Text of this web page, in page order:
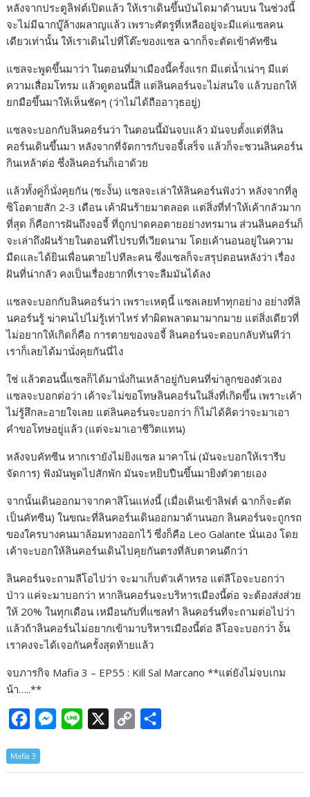
หลังจากประตูลิฟต์เปิดแล้ว ให้เราเดินขึ้นบันไดมาด้านบน ในช่วงนี้
จะไม่มีฉากบู๊ล้างผลาญแล้ว เพราะศัตรูที่เหลืออยู่จะมีแค่แซลคน
เดียวเท่านั้น ให้เราเดินไปที่โต๊ะของแซล ฉากก็จะตัดเข้าคัทซีน
แซลจะพูดขึ้นมาว่า ในตอนที่มาเมืองนี้ครั้งแรก มีแต่น้ำเน่าๆ มีแต่
ความเสื่อมโทรม แล้วดูตอนนี้สิ แต่ลินคอร์นจะไม่สนใจ แล้วบอกให้
ยกมือขึ้นมาให้เห็นชัดๆ (ว่าไม่ได้ถืออาวุธอยู่)
แซลจะบอกกับลินคอร์นว่า ในตอนนี้มันจบแล้ว มันจบตั้งแต่ที่ลิน
คอร์นเดินขึ้นมา หลังจากที่จัดการกับจอจี้เสร็จ แล้วก็จะชวนลินคอร์น
กินเหล้าต่อ ซึ่งลินคอร์นก็เอาด้วย
แล้วทั้งคู่ก็นั่งคุยกัน (ซะงั้น) แซลจะเล่าให้ลินคอร์นฟังว่า หลังจากที่ลู
ซิโอตายสัก 2-3 เดือน เค้าฝันร้ายมาตลอด แต่สิ่งที่ทำให้เค้ากลัวมาก
ที่สุด ก็คือการฝันถึงจอจี้ ที่ถูกปาดคอตายอย่างทรมาน ส่วนลินคอร์นก็
จะเล่าถึงฝันร้ายในตอนที่ไปรบที่เวียดนาม โดยเค้านอนอยู่ในความ
มืดและได้ยินเพื่อนตายไปทีละคน ซึ่งแซลก็จะสรุปตอนหลังว่า เรื่อง
ฝันที่น่ากลัว คงเป็นเรื่องยากที่เราจะลืมมันได้ลง
แซลจะบอกกับลินคอร์นว่า เพราะเหตุนี้ แซลเลยทำทุกอย่าง อย่างที่ลิ
นคอร์นรู้ ฆ่าคนไปไม่รู้เท่าไหร่ ทำผิดพลาดมามากมาย แต่สิ่งเดียวที่
ไม่อยากให้เกิดก็คือ การตายของจอจี้ ลินคอร์นจะตอบกลับทันทีว่า
เราก็เลยได้มานั่งคุยกันนี่ไง
ใช่ แล้วตอนนี้แซลก็ได้มานั่งกินเหล้าอยู่กับคนที่ฆ่าลูกของตัวเอง
แซลจะบอกต่อว่า เค้าจะไม่ขอโทษลินคอร์นในสิ่งที่เกิดขึ้น เพราะเค้า
ไม่รู้สึกละอายใจเลย แต่ลินคอร์นจะบอกว่า ก็ไม่ได้คิดว่าจะมาเอา
คำขอโทษอยู่แล้ว (แต่จะมาเอาชีวิตแทน)
หลังจบคัทซีน หากเรายังไม่ยิงแซล มาคาโน่ (มันจะบอกให้เรารีบ
จัดการ) ฟังมันพูดไปสักพัก มันจะหยิบปืนขึ้นมายิงตัวตายเอง
จากนั้นเดินออกมาจากคาสิโนแห่งนี้ (เมื่อเดินเข้าลิฟต์ ฉากก็จะตัด
เป็นคัทซีน) ในขณะที่ลินคอร์นเดินออกมาด้านนอก ลินคอร์นจะถูกรถ
ของใครบางคนมาล้อมทางออกไว้ ซึ่งก็คือ Leo Galante นั่นเอง โดย
เค้าจะบอกให้ลินคอร์นเดินไปคุยกันตรงที่ลับตาคนดีกว่า
ลินคอร์นจะถามลีโอไปว่า จะมาเก็บตัวเค้าหรอ แต่ลีโอจะบอกว่า
ป่าว แค่จะมาบอกว่า หากลินคอร์นจะบริหารเมืองนี้ต่อ จะต้องส่งส่วย
ให้ 20% ในทุกเดือน เหมือนกับที่แซลทำ ลินคอร์นที่จะถามต่อไปว่า
แล้วถ้าลินคอร์นไม่อยากเข้ามาบริหารเมืองนี้ต่อ ลีโอจะบอกว่า งั้น
เราคงจะได้เจอกันครั้งสุดท้ายแล้ว
จบภารกิจ Mafia 3 – EP55 : Kill Sal Marcano **แต่ยังไม่จบเกม
น้า…..**
c
M
Mafia 3